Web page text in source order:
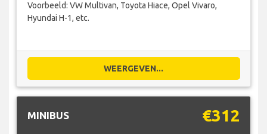
Voorbeeld: VW Multivan, Toyota Hiace, Opel Vivaro,
Hyundai H-1, etc.
WEERGEVEN...
MINIBUS €312